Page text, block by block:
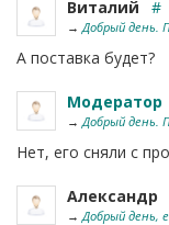
Виталий #
→ Добрый день.
А поставка будет?
Модератор
→ Добрый день.
Нет, его сняли с
Александр
→ Добрый день,